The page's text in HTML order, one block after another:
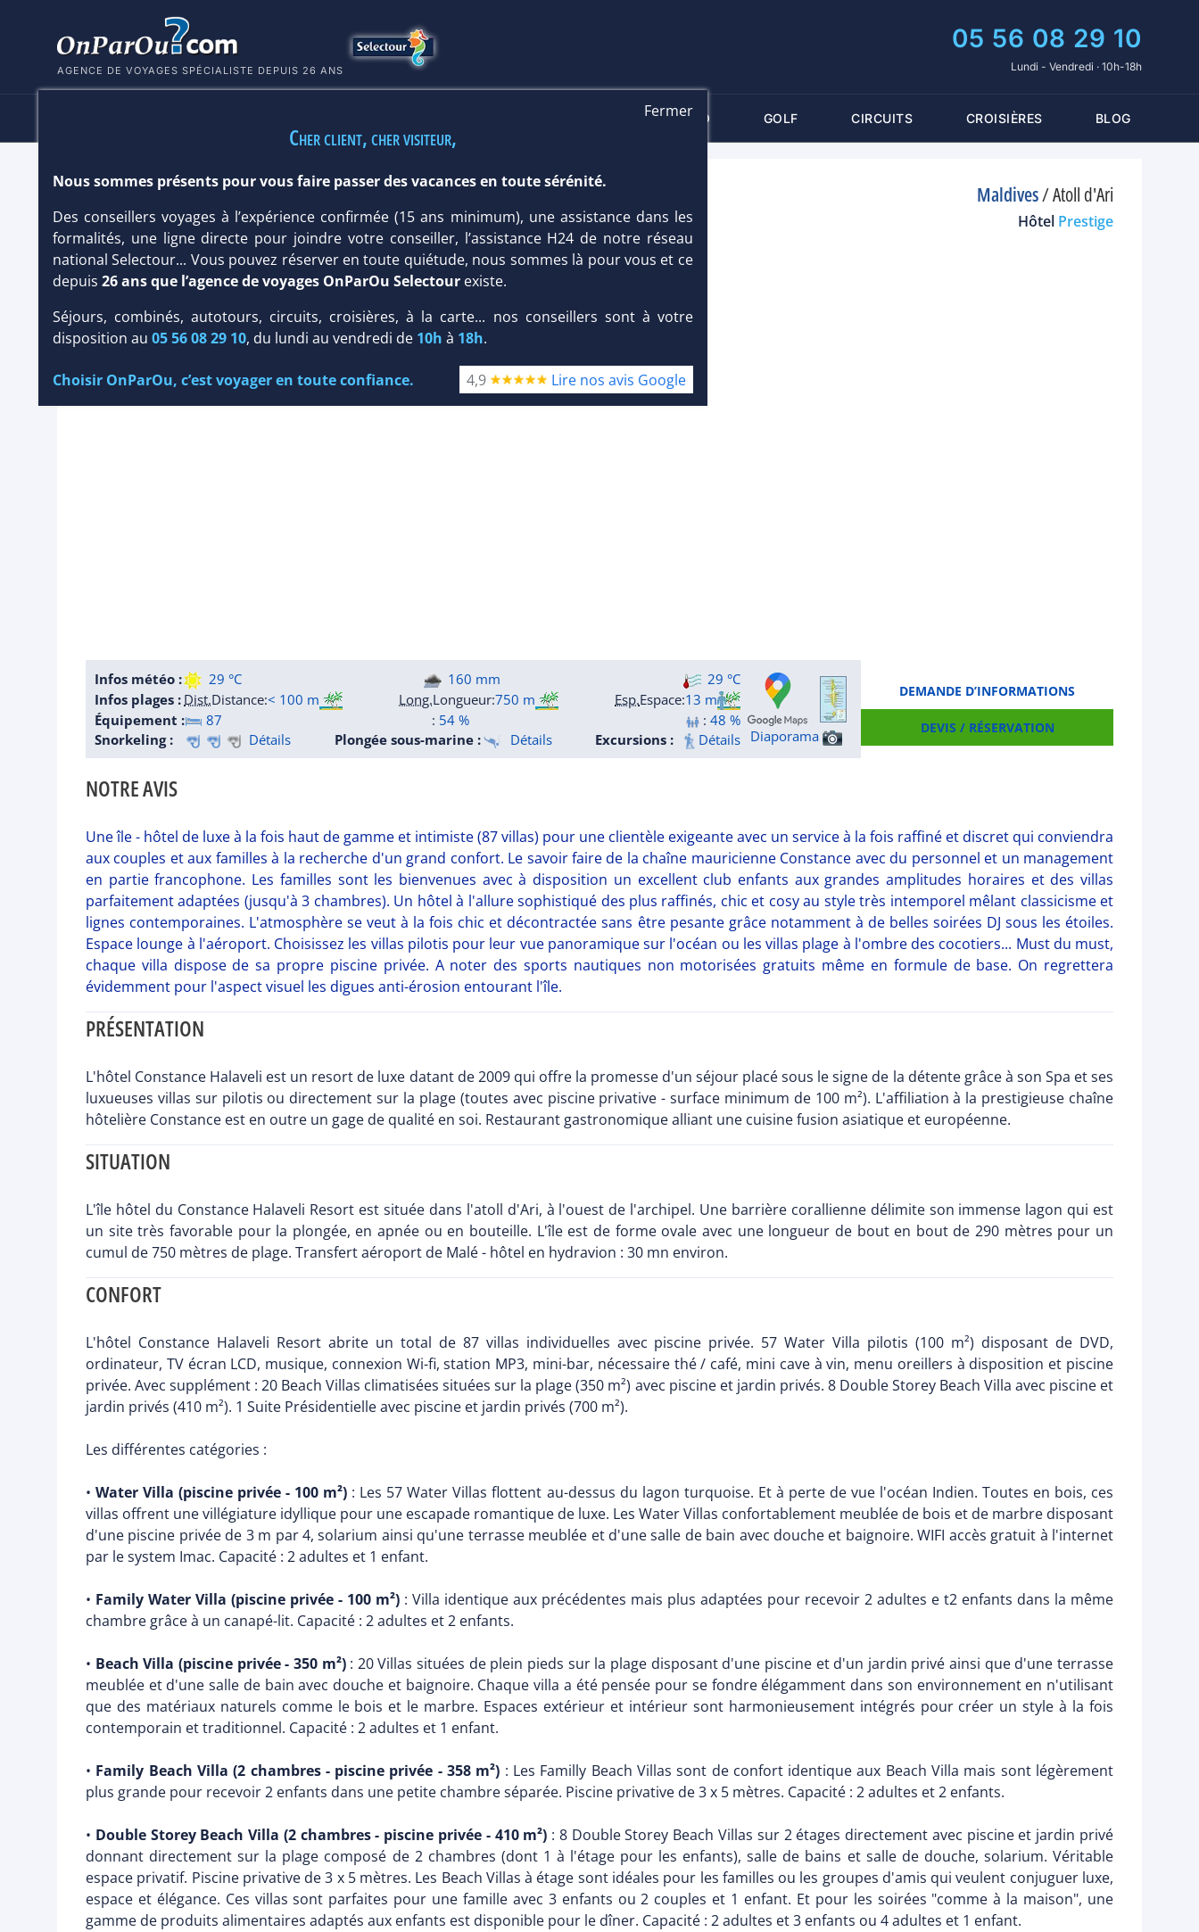
AGENCE DE VOYAGES SPÉCIALISTE DEPUIS 26 ANS
05 56 08 29 10
Lundi - Vendredi · 10h-18h
THALASSO GOLF CIRCUITS CROISIÈRES BLOG
HÔTEL CONSTANCE HALAVELI RESORT 5* Maldives/Atoll d'Ari
Île : Taillepetite/ TypeCharme & Luxe,Design & Luxe ,Famille Hôtel Prestige
DEMANDE D’INFORMATIONS
DEVIS / RÉSERVATION
Infos météo : 29 °C 160 mm
29 °C
Infos plages : Dist.Distance:< 100 m Long.Longueur:750 m Esp.Espace:13 m
Équipement :
87 : 54 % :48 %
Snorkeling :
Détails Plongée sous-marine : Détails Excursions : Détails Diaporama
NOTRE AVIS
Une île - hôtel de luxe à la fois haut de gamme et intimiste (87 villas) pour une clientèle exigeante avec un service à la fois raffiné et discret qui conviendra
aux couples et aux familles à la recherche d'un grand confort. Le savoir faire de la chaîne mauricienne Constance avec du personnel et un management
en partie francophone. Les familles sont les bienvenues avec à disposition un excellent club enfants aux grandes amplitudes horaires et des villas
parfaitement adaptées (jusqu'à 3 chambres). Un hôtel à l'allure sophistiqué des plus raffinés, chic et cosy au style très intemporel mêlant classicisme et
lignes contemporaines. L'atmosphère se veut à la fois chic et décontractée sans être pesante grâce notamment à de belles soirées DJ sous les étoiles.
Espace lounge à l'aéroport. Choisissez les villas pilotis pour leur vue panoramique sur l'océan ou les villas plage à l'ombre des cocotiers... Must du must,
chaque villa dispose de sa propre piscine privée. A noter des sports nautiques non motorisées gratuits même en formule de base. On regrettera
évidemment pour l'aspect visuel les digues anti-érosion entourant l'île.
PRÉSENTATION
L'hôtel Constance Halaveli est un resort de luxe datant de 2009 qui offre la promesse d'un séjour placé sous le signe de la détente grâce à son Spa et ses
luxueuses villas sur pilotis ou directement sur la plage (toutes avec piscine privative - surface minimum de 100 m²). L'affiliation à la prestigieuse chaîne
hôtelière Constance est en outre un gage de qualité en soi. Restaurant gastronomique alliant une cuisine fusion asiatique et européenne.
SITUATION
L'île hôtel du Constance Halaveli Resort est située dans l'atoll d'Ari, à l'ouest de l'archipel. Une barrière corallienne délimite son immense lagon qui est
un site très favorable pour la plongée, en apnée ou en bouteille. L'île est de forme ovale avec une longueur de bout en bout de 290 mètres pour un
cumul de 750 mètres de plage. Transfert aéroport de Malé - hôtel en hydravion : 30 mn environ.
CONFORT
L'hôtel Constance Halaveli Resort abrite un total de 87 villas individuelles avec piscine privée. 57 Water Villa pilotis (100 m²) disposant de DVD,
ordinateur, TV écran LCD, musique, connexion Wi-fi, station MP3, mini-bar, nécessaire thé / café, mini cave à vin, menu oreillers à disposition et piscine
privée. Avec supplément : 20 Beach Villas climatisées situées sur la plage (350 m²) avec piscine et jardin privés. 8 Double Storey Beach Villa avec piscine et
jardin privés (410 m²). 1 Suite Présidentielle avec piscine et jardin privés (700 m²).
Les différentes catégories :
•Water Villa (piscine privée - 100 m²) : Les 57 Water Villas flottent au-dessus du lagon turquoise. Et à perte de vue l'océan Indien. Toutes en bois, ces
villas offrent une villégiature idyllique pour une escapade romantique de luxe. Les Water Villas confortablement meublée de bois et de marbre disposant
d'une piscine privée de 3 m par 4, solarium ainsi qu'une terrasse meublée et d'une salle de bain avec douche et baignoire. WIFI accès gratuit à l'internet
par le system Imac. Capacité : 2 adultes et 1 enfant.
• Family Water Villa (piscine privée - 100 m²) : Villa identique aux précédentes mais plus adaptées pour recevoir 2 adultes e t2 enfants dans la même
chambre grâce à un canapé-lit. Capacité : 2 adultes et 2 enfants.
• Beach Villa (piscine privée - 350 m²): 20 Villas situées de plein pieds sur la plage disposant d'une piscine et d'un jardin privé ainsi que d'une terrasse
meublée et d'une salle de bain avec douche et baignoire. Chaque villa a été pensée pour se fondre élégamment dans son environnement en n'utilisant
que des matériaux naturels comme le bois et le marbre. Espaces extérieur et intérieur sont harmonieusement intégrés pour créer un style à la fois
contemporain et traditionnel. Capacité : 2 adultes et 1 enfant.
• Family Beach Villa (2 chambres - piscine privée - 358 m²) : Les Familly Beach Villas sont de confort identique aux Beach Villa mais sont légèrement
plus grande pour recevoir 2 enfants dans une petite chambre séparée. Piscine privative de 3 x 5 mètres. Capacité : 2 adultes et 2 enfants.
• Double Storey Beach Villa (2 chambres - piscine privée - 410 m²) : 8 Double Storey Beach Villas sur 2 étages directement avec piscine et jardin privé
donnant directement sur la plage composé de 2 chambres (dont 1 à l'étage pour les enfants), salle de bains et salle de douche, solarium. Véritable
espace privatif. Piscine privative de 3 x 5 mètres. Les Beach Villas à étage sont idéales pour les familles ou les groupes d'amis qui veulent conjuguer luxe,
espace et élégance. Ces villas sont parfaites pour une famille avec 3 enfants ou 2 couples et 1 enfant. Et pour les soirées "comme à la maison", une
gamme de produits alimentaires adaptés aux enfants est disponible pour le dîner. Capacité : 2 adultes et 3 enfants ou 4 adultes et 1 enfant.
Fermer
Cher client, cher visiteur,
Nous sommes présents pour vous faire passer des vacances en toute sérénité.
Des conseillers voyages à l’expérience confirmée (15 ans minimum), une assistance dans les
formalités, une ligne directe pour joindre votre conseiller, l’assistance H24 de notre réseau
national Selectour... Vous pouvez réserver en toute quiétude, nous sommes là pour vous et ce
depuis 26 ans que l’agence de voyages OnParOu Selectourexiste.
Séjours, combinés, autotours, circuits, croisières, à la carte... nos conseillers sont à votre
disposition au 05 56 08 29 10, du lundi au vendredi de 10h à 18h.
Choisir OnParOu, c’est voyager en toute confiance. 4,9 Lire nos avis Google